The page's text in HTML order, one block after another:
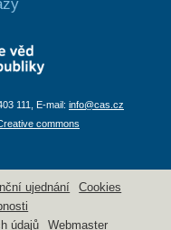
111, E-mail: info@cas.cz
commons
ujednání
Cookies
údajů
Webmaster